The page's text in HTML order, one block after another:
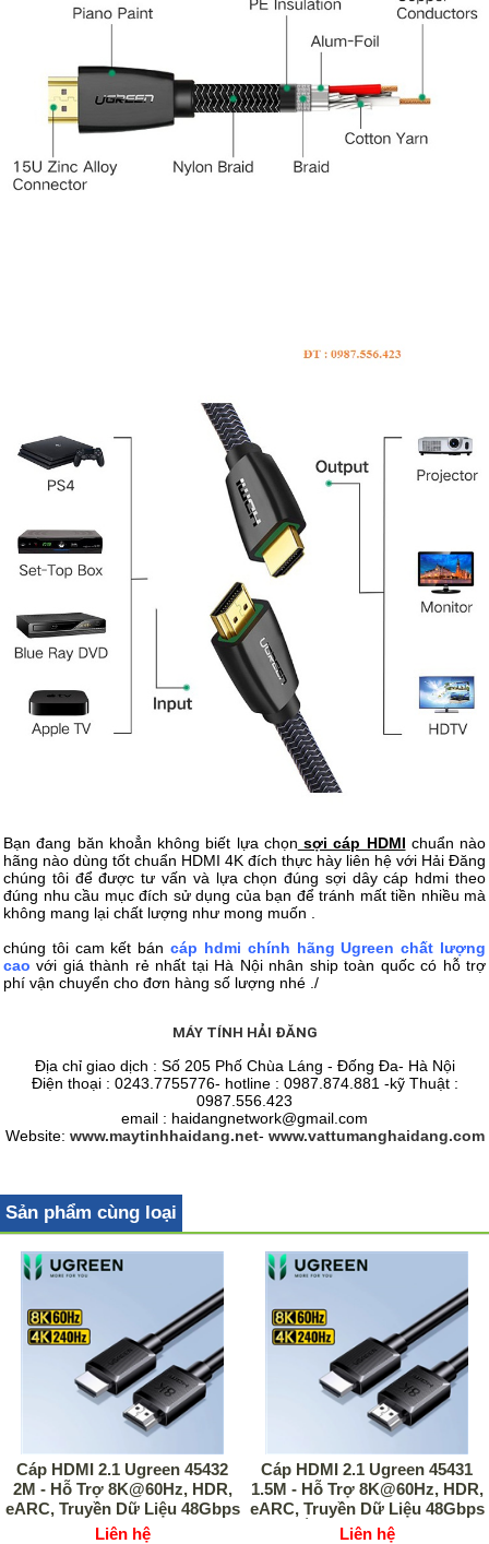
Bạn đang băn khoẳn không biết lựa chọn sợi cáp HDMI chuẩn nào
hãng nào dùng tốt chuẩn HDMI 4K đích thực hày liên hệ với Hải Đăng
chúng tôi để được tư vấn và lựa chọn đúng sợi dây cáp hdmi theo
đúng nhu cầu mục đích sử dụng của bạn để tránh mất tiền nhiều mà
không mang lại chất lượng như mong muốn .
chúng tôi cam kết báncáp hdmi chính hãng Ugreen chất lượng
cao với giá thành rẻ nhất tại Hà Nội nhân ship toàn quốc có hỗ trợ
phí vận chuyển cho đơn hàng số lượng nhé ./
MÁY TÍNH HẢI ĐĂNG
Địa chỉ giao dịch : Số 205 Phố Chùa Láng - Đống Đa- Hà Nội
Điện thoại : 0243.7755776- hotline : 0987.874.881 -kỹ Thuật :
0987.556.423
email : haidangnetwork@gmail.com
Website: www.maytinhhaidang.net- www.vattumanghaidang.com
Sản phẩm cùng loại
Cáp HDMI 2.1 Ugreen 45432
2M - Hỗ Trợ 8K@60Hz, HDR,
eARC, Truyền Dữ Liệu 48Gbps
Siêu Nhanh, Cao Cấp
Liên hệ
Cáp HDMI 2.1 Ugreen 45431
1.5M - Hỗ Trợ 8K@60Hz, HDR,
eARC, Truyền Dữ Liệu 48Gbps
Ổn Định, Cao Cấp
Liên hệ